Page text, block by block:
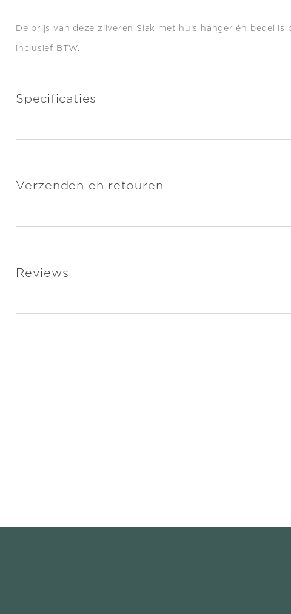
De prijs van deze zilveren Slak met huis hanger én bedel is
inclusief BTW.
Specificaties
Verzenden en retouren
Reviews